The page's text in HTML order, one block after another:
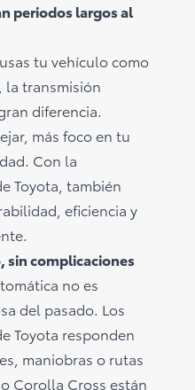
periodos largos al
tu vehículo como
la transmisión
diferencia.
más foco en tu
Con la
Toyota, también
eficiencia y
sin complicaciones
no es
del pasado. Los
Toyota responden
maniobras o rutas
Corolla Cross están